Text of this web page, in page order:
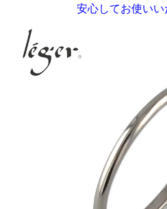
安心してお使いい